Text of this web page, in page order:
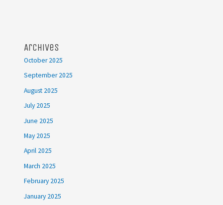
Archives
October 2025
September 2025
August 2025
July 2025
June 2025
May 2025
April 2025
March 2025
February 2025
January 2025